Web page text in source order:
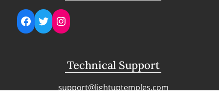
Facebook
TwitterInstagram
Technical Support
support@lightuptemples.com